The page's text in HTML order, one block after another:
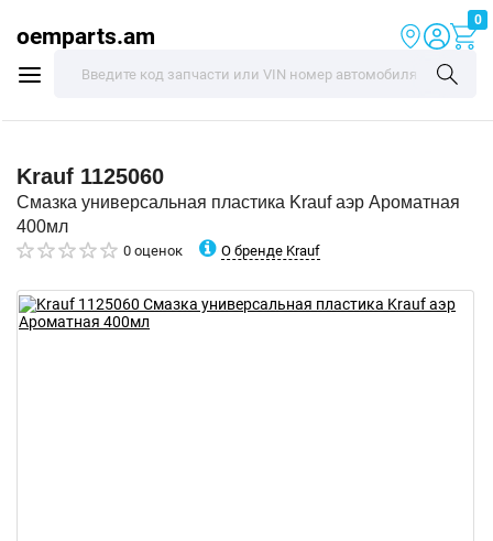
oemparts.am
0
Krauf 1125060
Смазка универсальная пластика Krauf аэр Ароматная
400мл
0 оценок О бренде Krauf